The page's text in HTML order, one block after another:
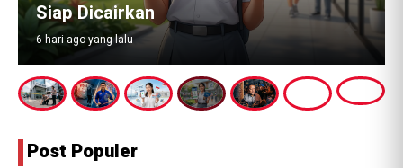
Balik Aset Febrie Adriansyah?
1 minggu ago yang lalu
Post Populer